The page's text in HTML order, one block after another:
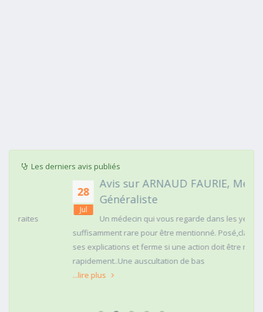
Les derniers avis publiés
Avis sur ARNAUD FAURIE, Médecin
Généraliste
Un médecin qui vous regarde dans les yeux c'est
suffisamment rare pour être mentionné. Posé,clair dans
ses explications et ferme si une action doit être menée
rapidement..Une auscultation de bas